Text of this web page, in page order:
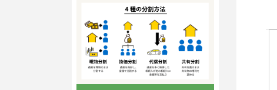
高下謹壱法律事務所
東京新生法律事務所（小森
貴之弁護士）